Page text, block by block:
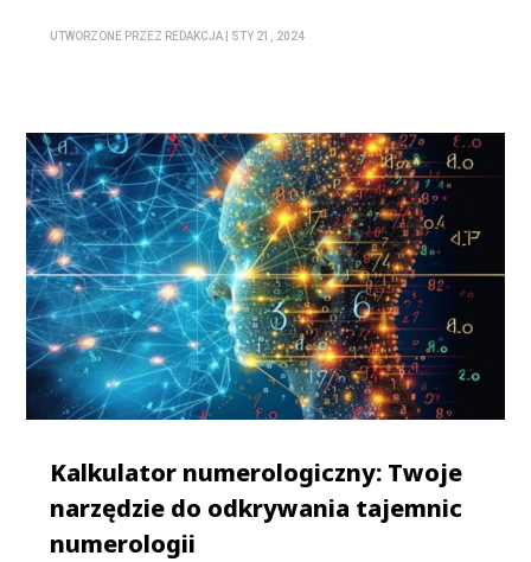
UTWORZONE PRZEZ REDAKCJA STY 21, 2024
Kalkulator numerologiczny: Twoje
narzędzie do odkrywania tajemnic
numerologii